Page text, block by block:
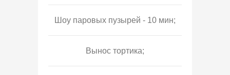
Шоу паровых пузырей - 10 мин;
Вынос тортика;